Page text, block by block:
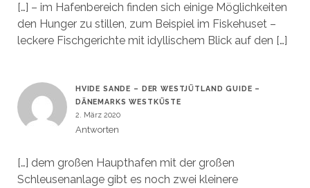
[…] – im Hafenbereich finden sich einige Möglichkeiten
den Hunger zu stillen, zum Beispiel im Fiskehuset –
leckere Fischgerichte mit idyllischem Blick auf den […]
HVIDE SANDE – DER WESTJÜTLAND GUIDE –
DÄNEMARKS WESTKÜSTE
2. März 2020
Antworten
[…] dem großen Haupthafen mit der großen
Schleusenanlage gibt es noch zwei kleinere